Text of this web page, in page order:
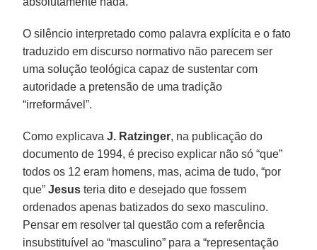
O silêncio interpretado como palavra explícita e o fato
traduzido em discurso normativo não parecem ser
uma solução teológica capaz de sustentar com
autoridade a pretensão de uma tradição
“irreformável”.
Como explicavaJ. Ratzinger, na publicação do
documento de 1994, é preciso explicar não só “que”
todos os 12 eram homens, mas, acima de tudo, “por
que”Jesus teria dito e desejado que fossem
ordenados apenas batizados do sexo masculino.
Pensar em resolver tal questão com a referência
insubstituível ao “masculino” para a “representação